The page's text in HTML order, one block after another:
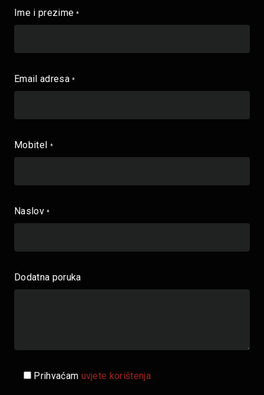
Ime i prezime*
Email adresa*
Mobitel *
Naslov*
Dodatna poruka
Prihvaćam uvjete korištenja